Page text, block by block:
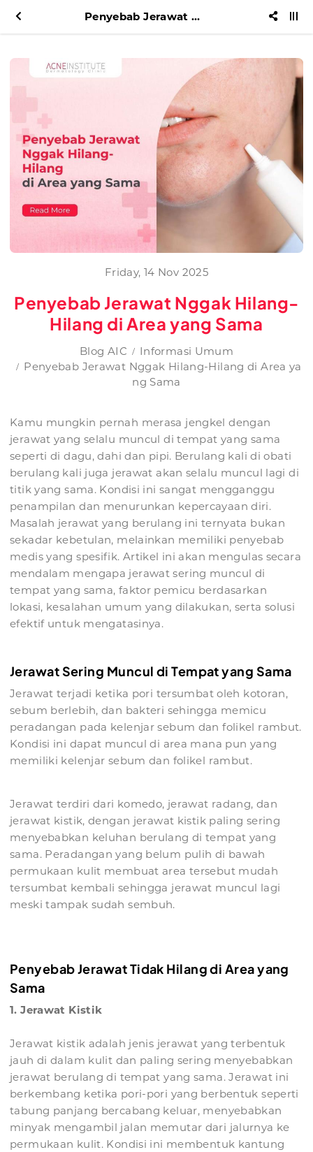
Penyebab Jerawat Nggak Hilang-Hilang di Area yang Sama
Friday, 14 Nov 2025
Penyebab Jerawat Nggak Hilang-
Hilang di Area yang Sama
Blog AIC
Informasi Umum
Penyebab Jerawat Nggak Hilang-Hilang di Area ya
ng Sama
Kamu mungkin pernah merasa jengkel dengan
jerawat yang selalu muncul di tempat yang sama
seperti di dagu, dahi dan pipi. Berulang kali di obati
berulang kali juga jerawat akan selalu muncul lagi di
titik yang sama. Kondisi ini sangat mengganggu
penampilan dan menurunkan kepercayaan diri.
Masalah jerawat yang berulang ini ternyata bukan
sekadar kebetulan, melainkan memiliki penyebab
medis yang spesifik. Artikel ini akan mengulas secara
mendalam mengapa jerawat sering muncul di
tempat yang sama, faktor pemicu berdasarkan
lokasi, kesalahan umum yang dilakukan, serta solusi
efektif untuk mengatasinya.
Jerawat Sering Muncul di Tempat yang Sama
Jerawat terjadi ketika pori tersumbat oleh kotoran,
sebum berlebih, dan bakteri sehingga memicu
peradangan pada kelenjar sebum dan folikel rambut.
Kondisi ini dapat muncul di area mana pun yang
memiliki kelenjar sebum dan folikel rambut.
Jerawat terdiri dari komedo, jerawat radang, dan
jerawat kistik, dengan jerawat kistik paling sering
menyebabkan keluhan berulang di tempat yang
sama. Peradangan yang belum pulih di bawah
permukaan kulit membuat area tersebut mudah
tersumbat kembali sehingga jerawat muncul lagi
meski tampak sudah sembuh.
Penyebab Jerawat Tidak Hilang di Area yang
Sama
1. Jerawat Kistik
Jerawat kistik adalah jenis jerawat yang terbentuk
jauh di dalam kulit dan paling sering menyebabkan
jerawat berulang di tempat yang sama. Jerawat ini
berkembang ketika pori-pori yang berbentuk seperti
tabung panjang bercabang keluar, menyebabkan
minyak mengambil jalan memutar dari jalurnya ke
permukaan kulit. Kondisi ini membentuk kantung